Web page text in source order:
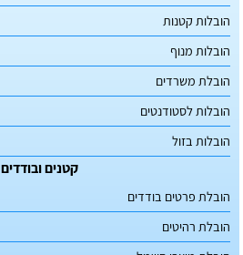
הובלות קטנות
הובלות מנוף
הובלת משרדים
הובלות לסטודנטים
הובלות בזול
קטנים ובודדים
הובלת פרטים בודדים
הובלת רהיטים